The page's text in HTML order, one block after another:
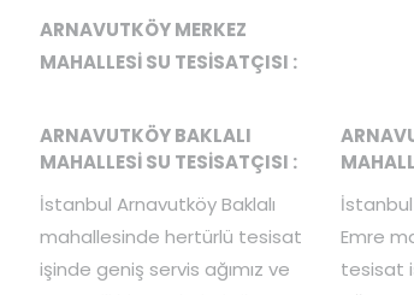
ARNAVUTKÖY MERKEZ
MAHALLESİ SU TESİSATÇISI :
ARNAVUTKÖY BAKLALI
MAHALLESİ SU TESİSATÇISI :
İstanbul Arnavutköy Baklalı
mahallesinde hertürlü tesisat
işinde geniş servis ağımız ve
Emre
tesisat